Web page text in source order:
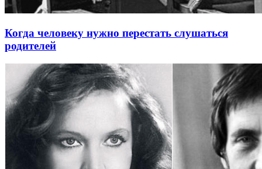
Когда человеку нужно перестать слушаться
родителей